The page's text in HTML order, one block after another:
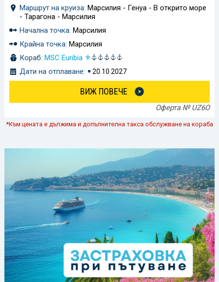
Маршрут на круиза: Марсилия - Генуа - В открито море
- Тарагона - Марсилия
Начална точка: Марсилия
Крайна точка: Марсилия
Кораб: MSC Euribia ⚜
Дати на отплаване:
20.10.2027
ВИЖ ПОВЕЧЕ
Оферта № UZ6O
*Към цената е дължима и допълнителна такса обслужване на кораба